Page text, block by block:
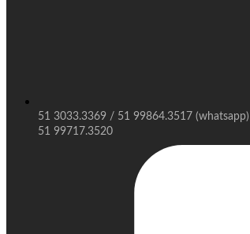
51 3033.3369 / 51 99864.3517 (whatsapp)
51 99717.3520